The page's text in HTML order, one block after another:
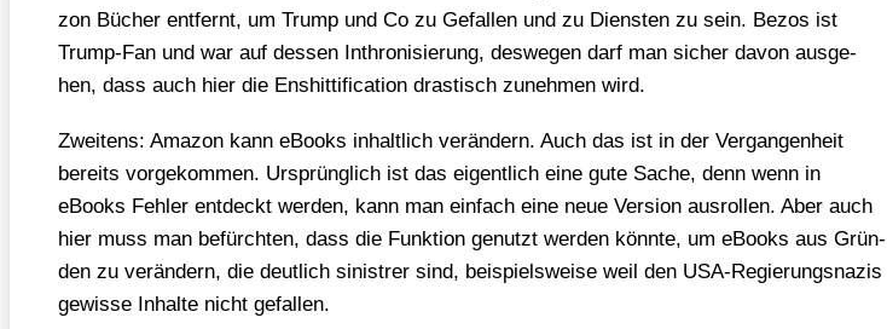
zon Bücher ent­fernt, um Trump und Co zu Gefal­len und zu Diens­ten zu sein. Bezos ist
Trump-Fan und war auf des­sen Inthro­ni­sie­rung, des­we­gen darf man sicher davon aus­ge­
hen, dass auch hier die Ens­hit­ti­fi­ca­ti­on dras­tisch zuneh­men wird.
Zwei­tens: Ama­zon kann eBooks inhalt­lich ver­än­dern. Auch das ist in der Ver­gan­gen­heit
bereits vor­ge­kom­men. Ursprüng­lich ist das eigent­lich eine gute Sache, denn wenn in
eBooks Feh­ler ent­deckt wer­den, kann man ein­fach eine neue Ver­si­on aus­rol­len. Aber auch
hier muss man befürch­ten, dass die Funk­ti­on genutzt wer­den könn­te, um eBooks aus Grün­
den zu ver­än­dern, die deut­lich sinis­trer sind, bei­spiels­wei­se weil den USA-Regie­rungs­na­zis
gewis­se Inhal­te nicht gefal­len.